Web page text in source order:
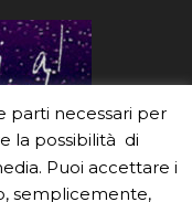
parti necessari per
la possibilità di
Puoi accettare i
semplicemente,